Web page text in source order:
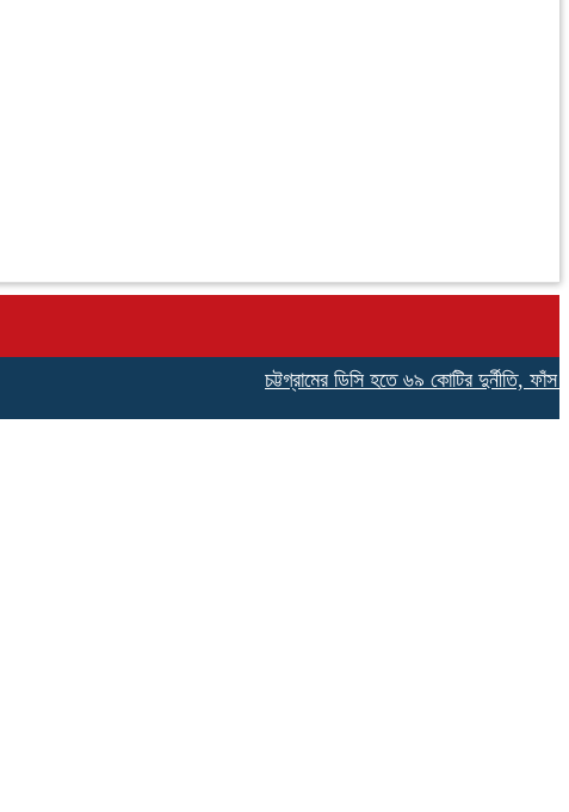
চট্টগ্রামের ডিসি হতে ৬৯ কোটির দুর্নীতি, ফাঁস